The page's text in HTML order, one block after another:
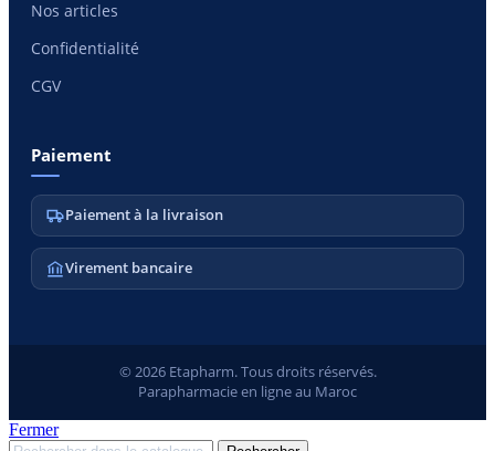
Nos articles
Confidentialité
CGV
Paiement
Paiement à la livraison
Virement bancaire
© 2026 Etapharm. Tous droits réservés.
Parapharmacie en ligne au Maroc
Fermer